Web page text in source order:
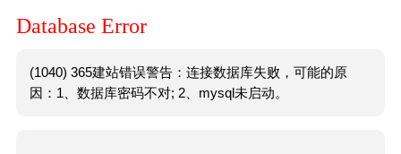
Database Error
(1040) 365建站错误警告：连接数据库失败，可能的原
因：1、数据库密码不对; 2、mysql未启动。